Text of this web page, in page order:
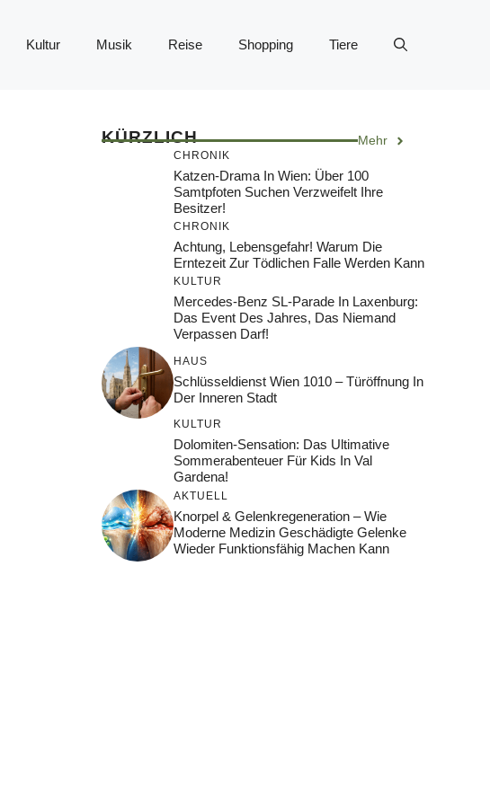
Kultur Musik Reise Shopping Tiere
KÜRZLICH Mehr
CHRONIK
Katzen-Drama In Wien: Über 100
Samtpfoten Suchen Verzweifelt Ihre
Besitzer!
CHRONIK
Achtung, Lebensgefahr! Warum Die
Erntezeit Zur Tödlichen Falle Werden Kann
KULTUR
Mercedes-Benz SL-Parade In Laxenburg:
Das Event Des Jahres, Das Niemand
Verpassen Darf!
HAUS
Schlüsseldienst Wien 1010 – Türöffnung In
Der Inneren Stadt
KULTUR
Dolomiten-Sensation: Das Ultimative
Sommerabenteuer Für Kids In Val
Gardena!
AKTUELL
Knorpel & Gelenkregeneration – Wie
Moderne Medizin Geschädigte Gelenke
Wieder Funktionsfähig Machen Kann